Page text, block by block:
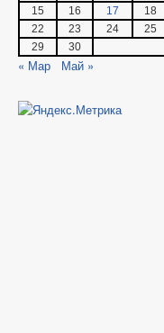
15
16 17 18
22
23 24 25
29
30
« Мар Май »